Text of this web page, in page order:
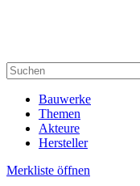
Bauwerke
Themen
Akteure
Hersteller
Merkliste öffnen